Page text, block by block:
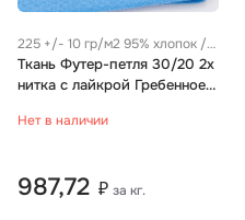
225 +/- 10 гр/м2 95% хлопок /
5% эластан
Ткань Футер-петля 30/20 2х
нитка с лайкрой Гребенное
Нет в наличии
987,72 ₽ за кг.